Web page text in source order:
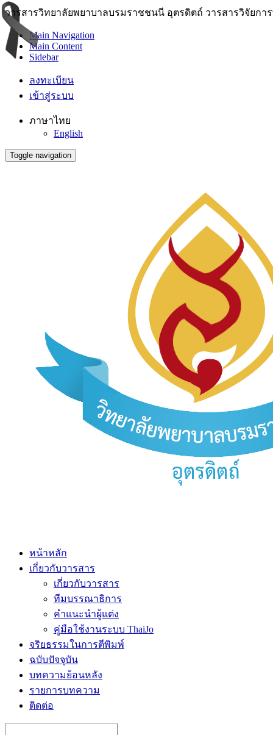
วารสารวิทยาลัยพยาบาลบรมราชชนนี อุตรดิตถ์ วารสารวิจัยการพ
Main Navigation
Main Content
Sidebar
ลงทะเบียน
เข้าสู่ระบบ
ภาษาไทย
English
Toggle navigation
หน้าหลัก
เกี่ยวกับวารสาร
เกี่ยวกับวารสาร
ทีมบรรณาธิการ
คำแนะนำผู้แต่ง
คู่มือใช้งานระบบ ThaiJo
จริยธรรมในการตีพิมพ์
ฉบับปัจจุบัน
บทความย้อนหลัง
รายการบทความ
ติดต่อ